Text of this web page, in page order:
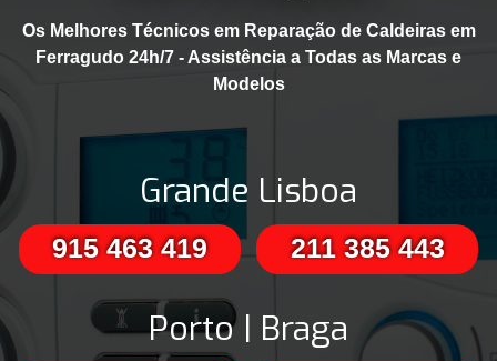
Os Melhores Técnicos em Reparação de Caldeiras em
Ferragudo 24h/7 - Assistência a Todas as Marcas e
Modelos
Grande Lisboa
915 463 419 211 385 443
Porto | Braga